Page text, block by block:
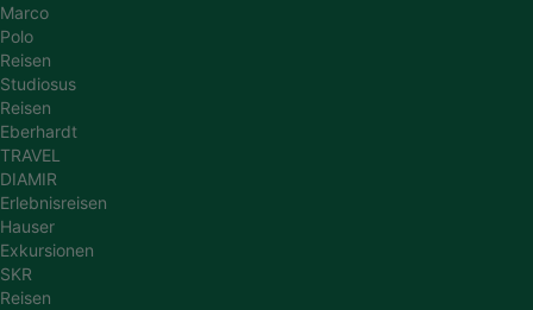
Marco
Polo
Reisen
Studiosus
Reisen
Eberhardt
TRAVEL
DIAMIR
Erlebnisreisen
Hauser
Exkursionen
SKR
Reisen